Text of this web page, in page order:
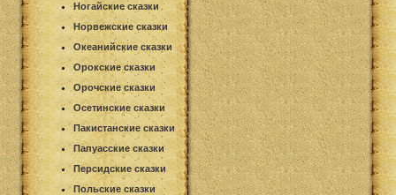
Ногайские сказки
Норвежские сказки
Океанийские сказки
Орокские сказки
Орочские сказки
Осетинские сказки
Пакистанские сказки
Папуасские сказки
Персидские сказки
Польские сказки